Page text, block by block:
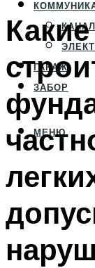
ГАРАЖ
ЗАБОР
МЕНЮ